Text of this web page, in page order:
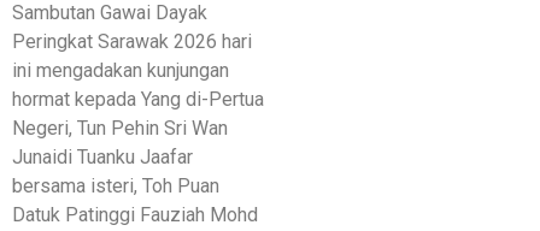
Sambutan Gawai Dayak
Peringkat Sarawak 2026 hari
ini mengadakan kunjungan
hormat kepada Yang di-Pertua
Negeri, Tun Pehin Sri Wan
Junaidi Tuanku Jaafar
bersama isteri, Toh Puan
Datuk Patinggi Fauziah Mohd